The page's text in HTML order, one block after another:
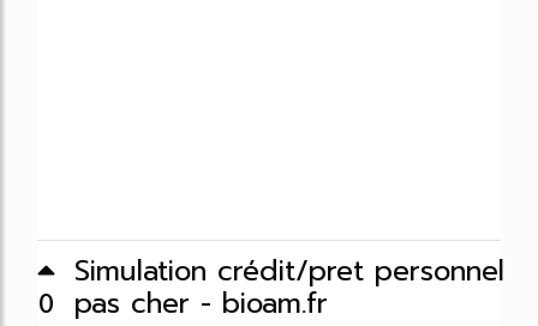
0
Simulation crédit/pret personnel
pas cher - bioam.fr